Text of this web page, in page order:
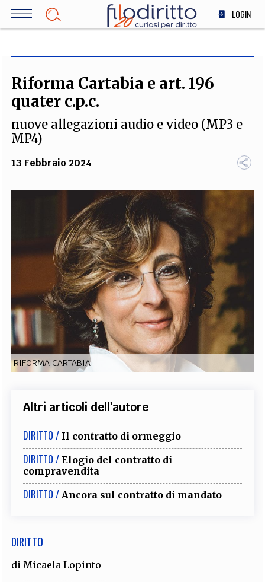
Salta
LOGIN
SOCIETÀ
STORIA E FILOSOFIA
TEAM
REDAZIONE COMITATO SCIENTIFICO AUTORI
CURATORI
FOTOGRAFI PARTNER COLLABORA CON NOI
EXTRA
CODICI RUBRICHE LIBRI PROCEEDINGS PUBBLICITÀ CONTATTI
SOCIAL MEDIA
Riforma Cartabia e art. 196
quater c.p.c.
nuove allegazioni audio e video (MP3 e
MP4)
13 Febbraio 2024
RIFORMA CARTABIA
Altri articoli dell'autore
DIRITTO / Il contratto di ormeggio
DIRITTO / Elogio del contratto di
compravendita
DIRITTO / Ancora sul contratto di mandato
DIRITTO
di Micaela Lopinto